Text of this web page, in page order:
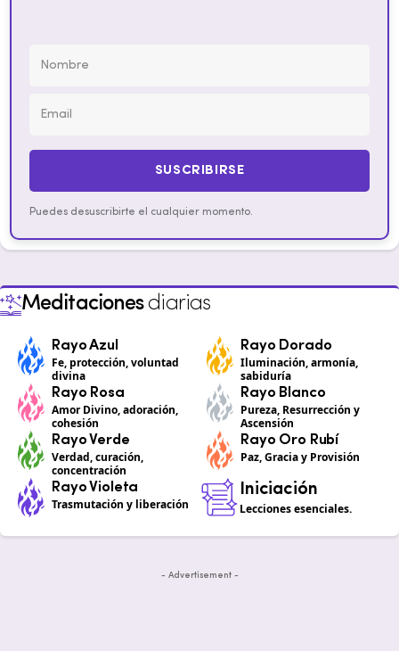
SUSCRIBIRSE
Puedes desuscribirte el cualquier momento.
Meditacionesdiarias
Rayo Azul
Fe, protección, voluntad
divina
Rayo Dorado
Iluminación, armonía,
sabiduría
Rayo Rosa
Amor Divino, adoración,
cohesión
Rayo Blanco
Pureza, Resurrección y
Ascensión
Rayo Verde
Verdad, curación,
concentración
Rayo Oro Rubí
Paz, Gracia y Provisión
Rayo Violeta
Trasmutación y liberación
Iniciación
Lecciones esenciales.
- Advertisement -